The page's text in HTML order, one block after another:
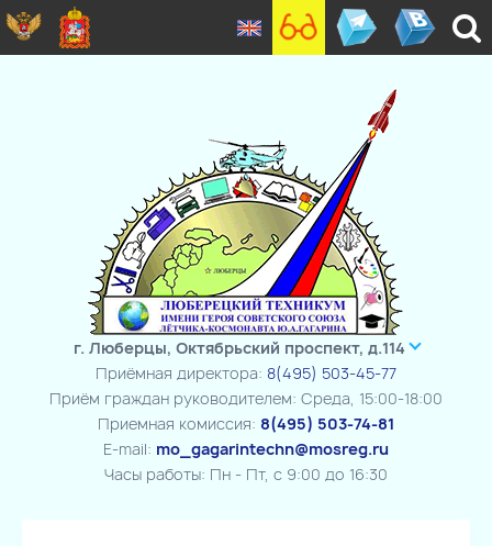
г. Люберцы, Октябрьский проспект, д.114
Приёмная директора: 8(495) 503-45-77
Приём граждан руководителем: Среда, 15:00-18:00
Приемная комиссия: 8(495) 503-74-81
E-mail: mo_gagarintechn@mosreg.ru
Часы работы: Пн - Пт, с 9:00 до 16:30